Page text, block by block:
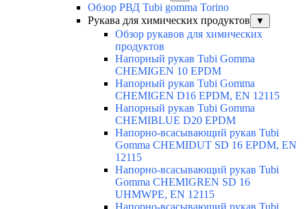
Обзор РВД Tubi gomma Torino
Рукава для химических продуктов
▼
Обзор рукавов для химических
продуктов
Напорный рукав Tubi Gomma
CHEMIGEN 10 EPDM
Напорный рукав Tubi Gomma
CHEMIGEN D16 EPDM, EN 12115
Напорный рукав Tubi Gomma
CHEMIBLUE D20 EPDM
Напорно-всасывающий рукав Tubi
Gomma CHEMIDUT SD 16 EPDM, EN
12115
Напорно-всасывающий рукав Tubi
Gomma CHEMIGREN SD 16
UHMWPE, EN 12115
Напорно-всасывающий рукав Tubi